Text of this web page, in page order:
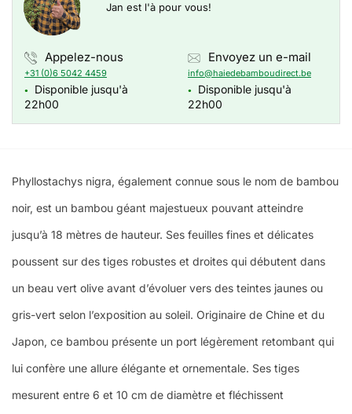
Jan est l'à pour vous!
Appelez-nous
+31 (0)6 5042 4459
●
Disponible jusqu'à
22h00
Envoyez un e-mail
info@haiedebamboudirect.be
●
Disponible jusqu'à
22h00
Phyllostachys nigra, également connue sous le nom de bambou
noir, est un bambou géant majestueux pouvant atteindre
jusqu’à 18 mètres de hauteur. Ses feuilles fines et délicates
poussent sur des tiges robustes et droites qui débutent dans
un beau vert olive avant d’évoluer vers des teintes jaunes ou
gris-vert selon l’exposition au soleil. Originaire de Chine et du
Japon, ce bambou présente un port légèrement retombant qui
lui confère une allure élégante et ornementale. Ses tiges
mesurent entre 6 et 10 cm de diamètre et fléchissent